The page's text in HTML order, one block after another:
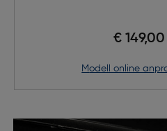
€ 149,00
Modell online